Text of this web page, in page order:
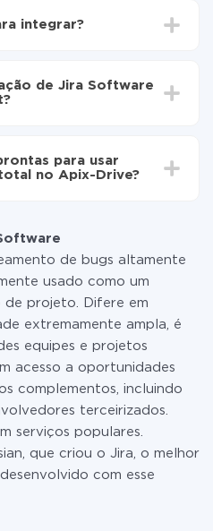
Software para Constant
integrar?
leva de 10 a 15
de Jira Software
pela quantidade de
de um de seus
se necessário. Mais
para usar
no Apix-Drive?
de bugs altamente
usado como um
de projeto. Difere em
extremamente ampla, é
equipes e projetos
acesso a oportunidades
complementos, incluindo
terceirizados.
serviços populares.
que criou o Jira, o melhor
com esse